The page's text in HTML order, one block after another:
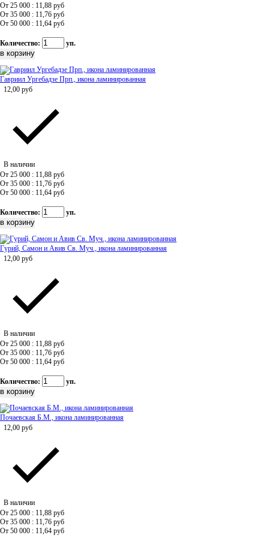
От 25 000 : 11,88 руб
От 35 000 : 11,76 руб
От 50 000 : 11,64 руб
Количество: уп.
Гавриил Ургебадзе Прп., икона ламинированная
12,00 руб
В наличии
От 25 000 : 11,88 руб
От 35 000 : 11,76 руб
От 50 000 : 11,64 руб
Количество: уп.
Гурий, Самон и Авив Св. Муч., икона ламинированная
12,00 руб
В наличии
От 25 000 : 11,88 руб
От 35 000 : 11,76 руб
От 50 000 : 11,64 руб
Количество: уп.
Почаевская Б.М., икона ламинированная
12,00 руб
В наличии
От 25 000 : 11,88 руб
От 35 000 : 11,76 руб
От 50 000 : 11,64 руб